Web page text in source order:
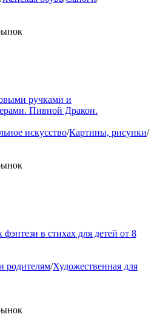
ручками и
Пивной Дракон.
искусство/Картины, рисунки/
в стихах для детей от 8
родителям/Художественная для